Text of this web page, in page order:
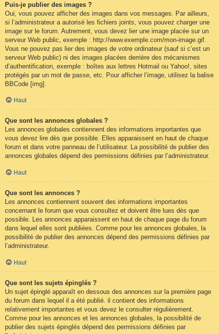
Puis-je publier des images ?
Oui, vous pouvez afficher des images dans vos messages. Par ailleurs,
si l’administrateur a autorisé les fichiers joints, vous pouvez charger une
image sur le forum. Autrement, vous devez lier une image placée sur un
serveur Web public, exemple : http://www.exemple.com/mon-image.gif.
Vous ne pouvez pas lier des images de votre ordinateur (sauf si c’est un
serveur Web public) ni des images placées derrière des mécanismes
d’authentification, exemple : boîtes aux lettres Hotmail ou Yahoo!, sites
protégés par un mot de passe, etc. Pour afficher l’image, utilisez la balise
BBCode [img].
Haut
Que sont les annonces globales ?
Les annonces globales contiennent des informations importantes que
vous devez lire dès que possible. Elles apparaissent en haut de chaque
forum et dans votre panneau de l’utilisateur. La possibilité de publier des
annonces globales dépend des permissions définies par l’administrateur.
Haut
Que sont les annonces ?
Les annonces contiennent souvent des informations importantes
concernant le forum que vous consultez et doivent être lues dès que
possible. Les annonces apparaissent en haut de chaque page du forum
dans lequel elles sont publiées. Comme pour les annonces globales, la
possibilité de publier des annonces dépend des permissions définies par
l’administrateur.
Haut
Que sont les sujets épinglés ?
Un sujet épinglé apparaît en dessous des annonces sur la première page
du forum dans lequel il a été publié. il contient des informations
relativement importantes et vous devez le consulter régulièrement.
Comme pour les annonces et les annonces globales, la possibilité de
publier des sujets épinglés dépend des permissions définies par